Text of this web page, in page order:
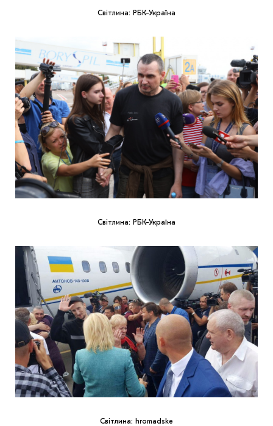
Світлина: РБК-Україна
Світлина: РБК-Україна
Світлина: hromadske